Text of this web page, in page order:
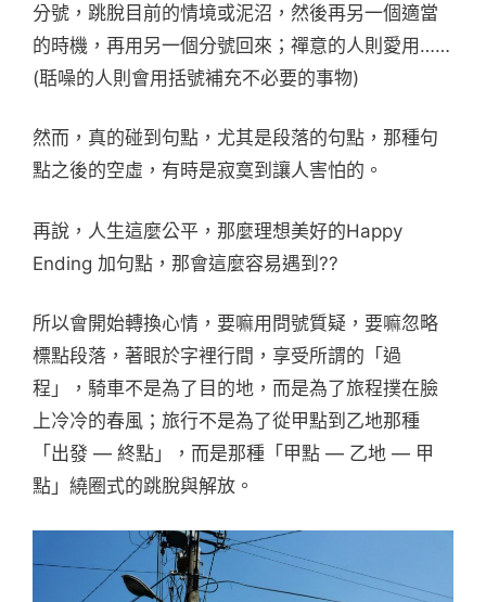
分號，跳脫目前的情境或泥沼，然後再另一個適當
的時機，再用另一個分號回來；禪意的人則愛用……
(聒噪的人則會用括號補充不必要的事物)
然而，真的碰到句點，尤其是段落的句點，那種句
點之後的空虛，有時是寂寞到讓人害怕的。
再說，人生這麼公平，那麼理想美好的Happy
Ending 加句點，那會這麼容易遇到??
所以會開始轉換心情，要嘛用問號質疑，要嘛忽略
標點段落，著眼於字裡行間，享受所謂的「過
程」，騎車不是為了目的地，而是為了旅程撲在臉
上冷冷的春風；旅行不是為了從甲點到乙地那種
「出發 — 終點」，而是那種「甲點 — 乙地 — 甲
點」繞圈式的跳脫與解放。